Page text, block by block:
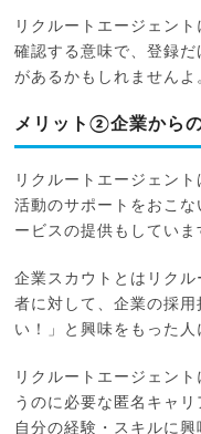
リクルートエージェン
確認する意味で、登録
があるかもしれませんよ
メリット②企業から
リクルートエージェン
活動のサポートをおこ
ービスの提供もしていま
企業スカウトとはリク
者に対して、企業の採
い！」と興味をもった人
リクルートエージェン
うのに必要な匿名キャ
自分の経験・スキルに